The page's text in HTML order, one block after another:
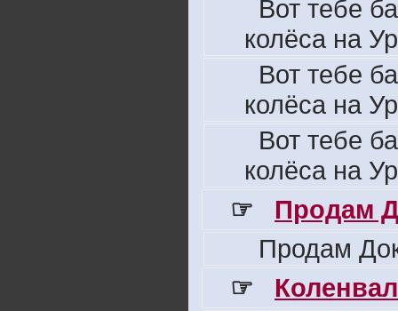
Вот тебе
колёса на
Вот тебе
колёса на
Вот тебе
колёса на
☞
Продам
Продам
☞